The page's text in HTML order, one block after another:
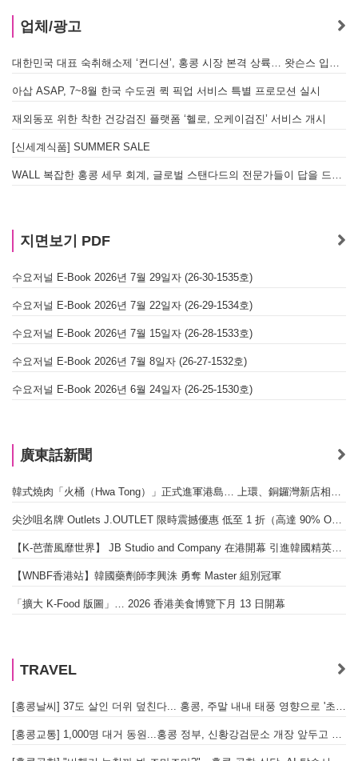
업체/광고
아삽 ASAP, 7~8월 한국 수도권 퀵 픽업 서비스 특별 프로모션 실시
재외동포 위한 착한 건강검진 플랫폼 ‘헬로, 오케이검진’ 서비스 개시
[신세계식품] SUMMER SALE
지면보기 PDF
수요저널 E-Book 2026년 7월 29일자 (26-30-1535호)
수요저널 E-Book 2026년 7월 22일자 (26-29-1534호)
수요저널 E-Book 2026년 7월 15일자 (26-28-1533호)
수요저널 E-Book 2026년 7월 8일자 (26-27-1532호)
수요저널 E-Book 2026년 6월 24일자 (26-25-1530호)
廣東話新聞
【WNBF香港站】韓國藥劑師李興洙 勇奪 Master 組別冠軍
「擴大 K-Food 版圖」… 2026 香港美食博覽下月 13 日開幕
TRAVEL